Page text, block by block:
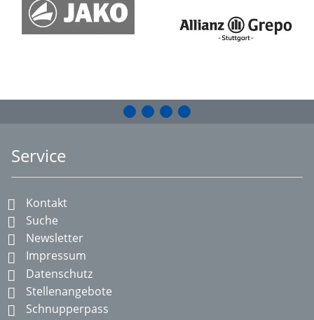
Service
Kontakt
Suche
Newsletter
Impressum
Datenschutz
Stellenangebote
Schnupperpass